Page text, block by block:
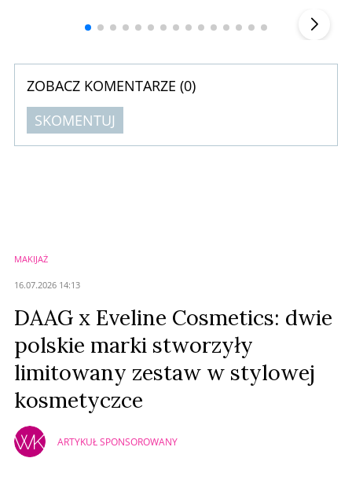
ZOBACZ KOMENTARZE (0)
SKOMENTUJ
MAKIJAŻ
16.07.2026 14:13
DAAG x Eveline Cosmetics: dwie
polskie marki stworzyły
limitowany zestaw w stylowej
kosmetyczce
ARTYKUŁ SPONSOROWANY